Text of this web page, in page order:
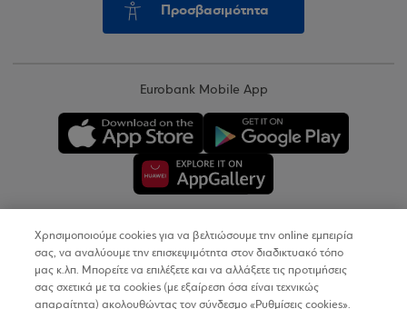
Προσβασιμότητα
Eurobank Mobile App
Copyright © 2026
Όροι Χρήσης
Χρησιμοποιούμε cookies για να βελτιώσουμε την online εμπειρία
σας, να αναλύουμε την επισκεψιμότητα στον διαδικτυακό τόπο
μας κ.λπ. Μπορείτε να επιλέξετε και να αλλάξετε τις προτιμήσεις
σας σχετικά με τα cookies (με εξαίρεση όσα είναι τεχνικώς
απαραίτητα) ακολουθώντας τον σύνδεσμο «Ρυθμίσεις cookies».